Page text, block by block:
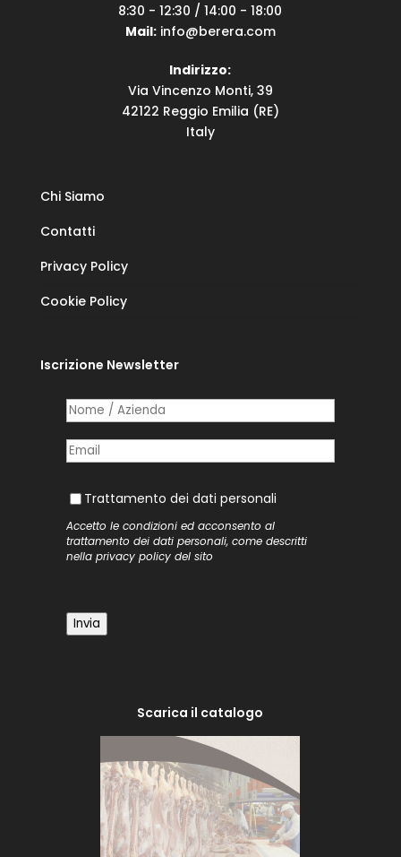
8:30 - 12:30 / 14:00 - 18:00
Mail:info@berera.com
Indirizzo:
Via Vincenzo Monti, 39
42122 Reggio Emilia (RE)
Italy
Chi Siamo
Contatti
Privacy Policy
Cookie Policy
Iscrizione Newsletter
Nome /​ Azienda
Posta elettronica
Trattamento dei dati personali
Trattamento dei dati personali
Accetto le condizioni ed acconsento al
trattamento dei dati personali, come descritti
nella privacy policydel sito
Invia
Scarica il catalogo